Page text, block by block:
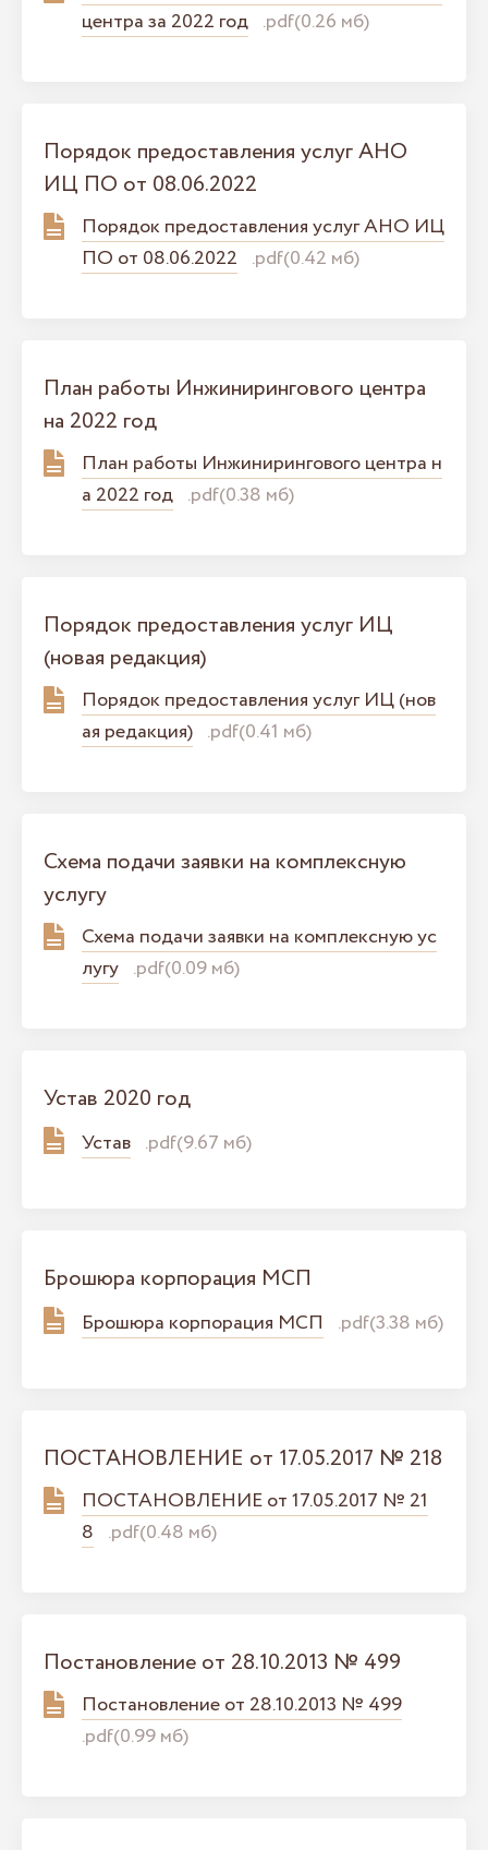
центра за 2022 год .pdf(0.26 мб)
Порядок предоставления услуг АНО
ИЦ ПО от 08.06.2022
Порядок предоставления услуг АНО ИЦ
ПО от 08.06.2022 .pdf(0.42 мб)
План работы Инжинирингового центра
на 2022 год
План работы Инжинирингового центра н
а 2022 год .pdf(0.38 мб)
Порядок предоставления услуг ИЦ
(новая редакция)
Порядок предоставления услуг ИЦ (нов
ая редакция) .pdf(0.41 мб)
Схема подачи заявки на комплексную
услугу
Схема подачи заявки на комплексную ус
лугу .pdf(0.09 мб)
Устав 2020 год
Устав .pdf(9.67 мб)
Брошюра корпорация МСП
Брошюра корпорация МСП .pdf(3.38 мб)
ПОСТАНОВЛЕНИЕ от 17.05.2017 № 218
ПОСТАНОВЛЕНИЕ от 17.05.2017 № 21
8 .pdf(0.48 мб)
Постановление от 28.10.2013 № 499
Постановление от 28.10.2013 № 499
.pdf(0.99 мб)